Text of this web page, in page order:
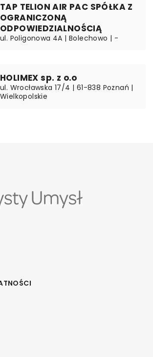
TAP TELION AIR PAC SPÓŁKA Z
OGRANICZONĄ
ODPOWIEDZIALNOŚCIĄ
ul. Poligonowa 4A | Bolechowo | -
HOLIMEX sp. z o.o
ul. Wrocławska 17/4 | 61-838 Poznań |
Wielkopolskie